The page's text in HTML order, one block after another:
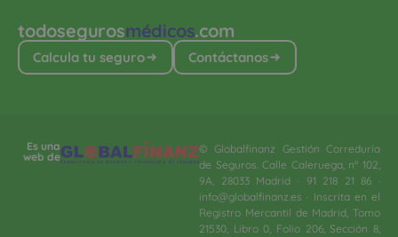
todosegurosmédicos.com
Calcula tu seguro Contáctanos
Es una
web de
© Globalfinanz Gestión Correduría
de Seguros. Calle Caleruega, nº 102,
9A, 28033 Madrid · 91 218 21 86 ·
info@globalfinanz.es · Inscrita en el
Registro Mercantil de Madrid, Tomo
21530, Libro 0, Folio 206, Sección 8,